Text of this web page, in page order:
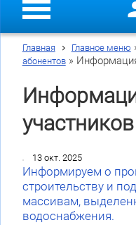
Главная Главное меню
абонентов»
13 окт. 2025
Информируем о
строительству и
массивам,
водоснабжения.